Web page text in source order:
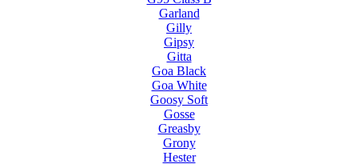
Garland
Gilly
Gipsy
Gitta
Goa Black
Goa White
Goosy Soft
Gosse
Greasby
Grony
Hester